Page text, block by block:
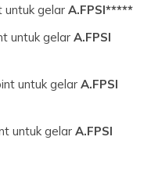
untuk gelar A.FPSI*****
untuk gelar A.FPSI
untuk gelar A.FPSI
untuk gelar A.FPSI